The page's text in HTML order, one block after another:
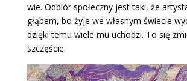
wie. Odbiór społeczny jest taki, że
głąbem, bo żyje we własnym świecie
dzięki temu wiele mu uchodzi. To się
szczęście.